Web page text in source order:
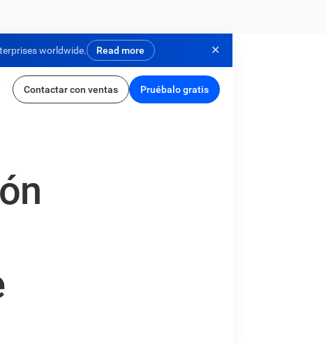
worldwide. Read more ✕
Contactar con ventas Pruébalo gratis